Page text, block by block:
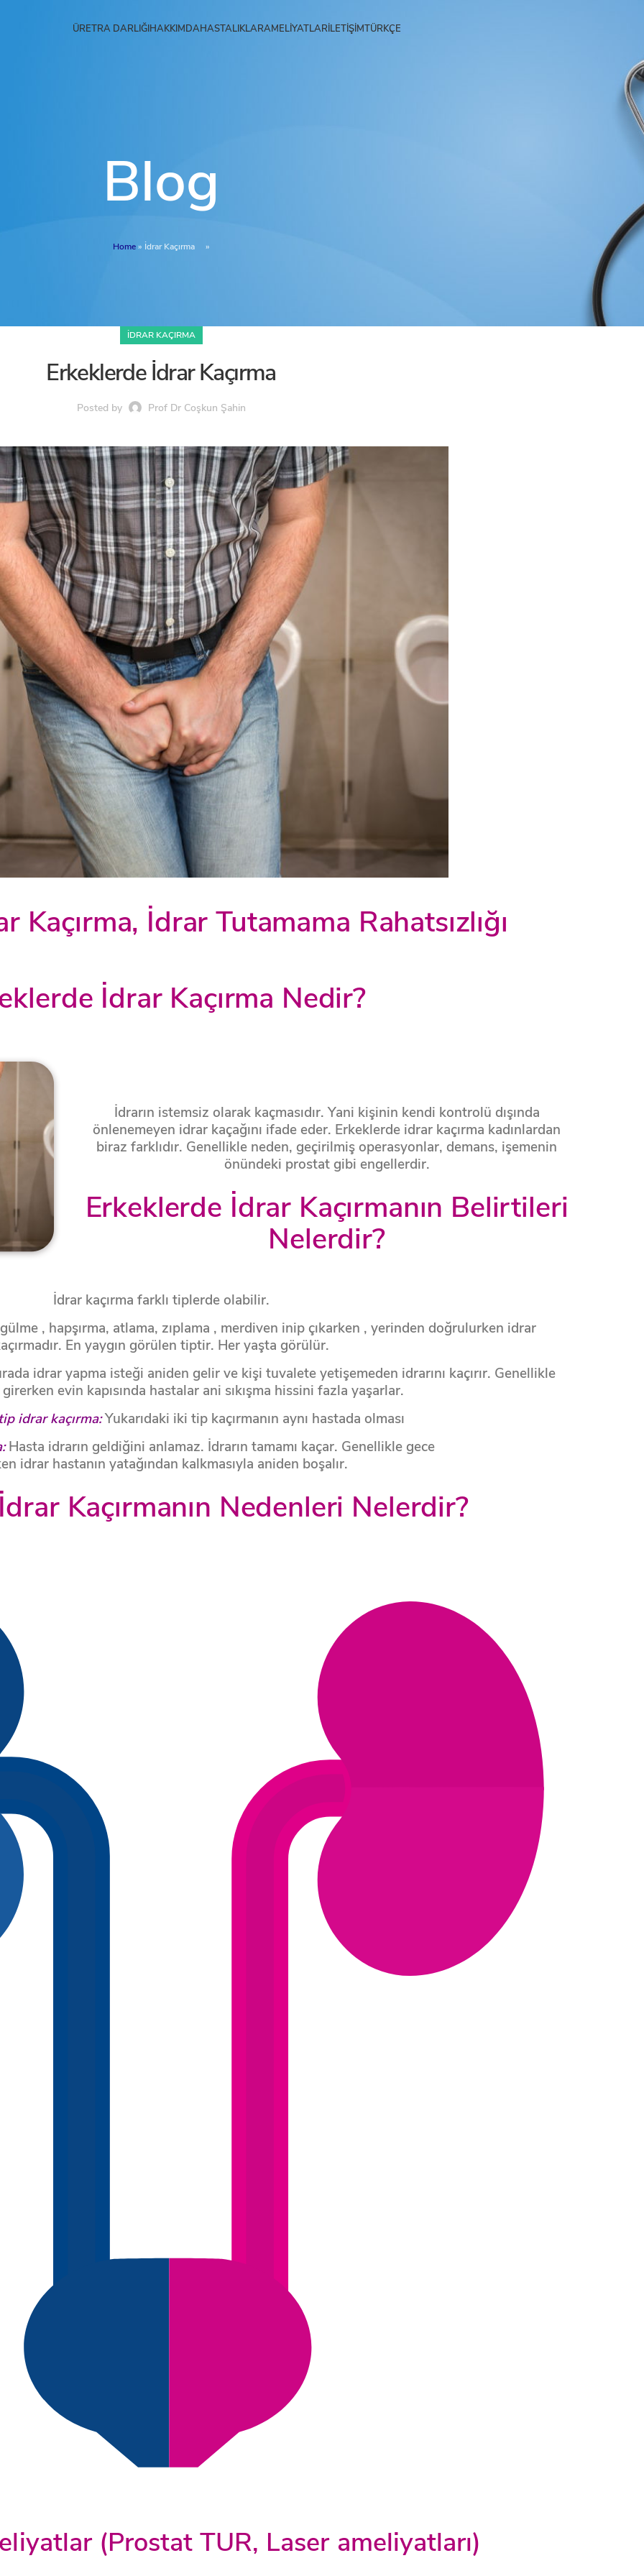
ÜRETRA DARLIĞIHAKKIMDAHASTALIKLARAMELIYATLARİLETIŞIMTÜRKÇE
Blog
Home» İdrar Kaçırma »
İDRAR KAÇIRMA
Erkeklerde İdrar Kaçırma
Posted by Prof Dr Coşkun Şahin
Kaçırma, İdrar Tutamama Rahatsızlığı
İdrar Kaçırma Nedir?
İdrarın istemsiz olarak kaçmasıdır. Yani kişinin kendi kontrolü dışında
önlenemeyen idrar kaçağını ifade eder. Erkeklerde idrar kaçırma kadınlardan
biraz farklıdır. Genellikle neden, geçirilmiş operasyonlar, demans, işemenin
önündeki prostat gibi engellerdir.
Erkeklerde İdrar Kaçırmanın Belirtileri
Nelerdir?
İdrar kaçırma farklı tiplerde olabilir.
, hapşırma, atlama, zıplama , merdiven inip çıkarken , yerinden doğrulurken idrar
En yaygın görülen tiptir. Her yaşta görülür.
idrar yapma isteği aniden gelir ve kişi tuvalete yetişemeden idrarını kaçırır. Genellikle
evin kapısında hastalar ani sıkışma hissini fazla yaşarlar.
idrar kaçırma:Yukarıdaki iki tip kaçırmanın aynı hastada olması
Hasta idrarın geldiğini anlamaz. İdrarın tamamı kaçar. Genellikle gece
idrar hastanın yatağından kalkmasıyla aniden boşalır.
Kaçırmanın Nedenleri Nelerdir?
(Prostat TUR, Laser ameliyatları)